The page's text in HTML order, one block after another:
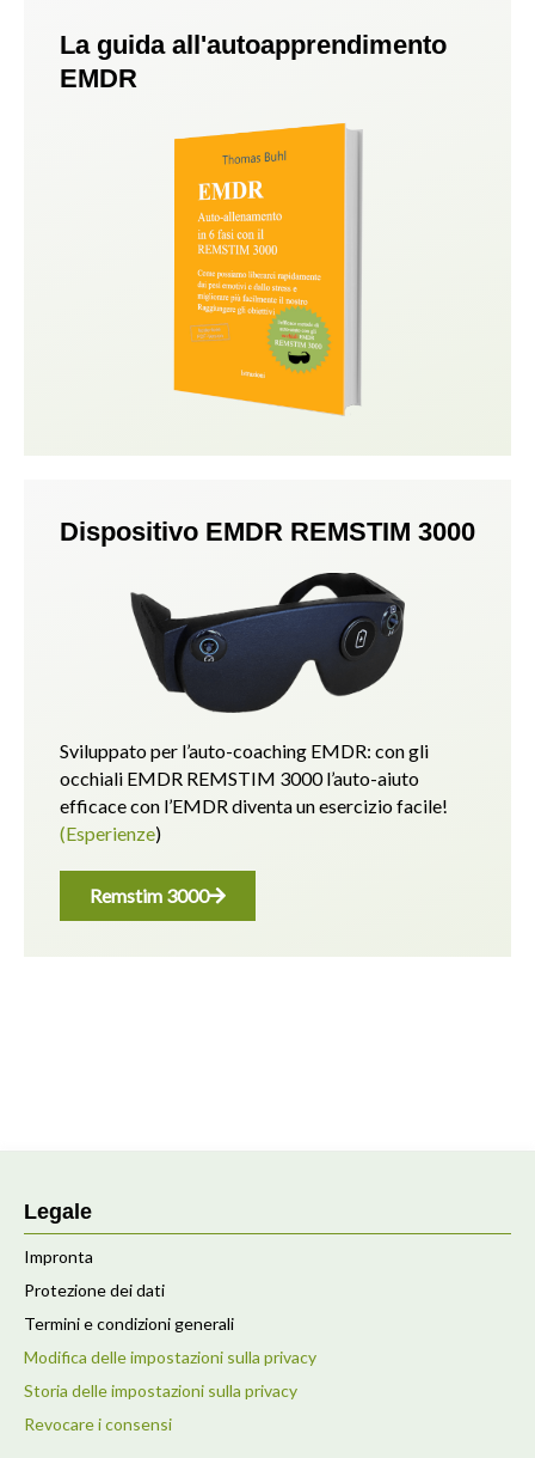
La guida all'autoapprendimento
EMDR
Dispositivo EMDR REMSTIM 3000
Sviluppato per l’auto-coaching EMDR: con gli
occhiali EMDR REMSTIM 3000 l’auto-aiuto
efficace con l’EMDR diventa un esercizio facile!
(Esperienze)
Remstim 3000
Legale
Impronta
Protezione dei dati
Termini e condizioni generali
Modifica delle impostazioni sulla privacy
Storia delle impostazioni sulla privacy
Revocare i consensi